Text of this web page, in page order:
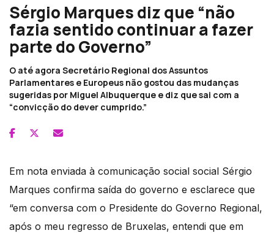
Sérgio Marques diz que “não
fazia sentido continuar a fazer
parte do Governo”
O até agora Secretário Regional dos Assuntos
Parlamentares e Europeus não gostou das mudanças
sugeridas por Miguel Albuquerque e diz que sai com a
“convicção do dever cumprido.”
Em nota enviada à comunicação social social Sérgio
Marques confirma saída do governo e esclarece que
“em conversa com o Presidente do Governo Regional,
após o meu regresso de Bruxelas, entendi que em